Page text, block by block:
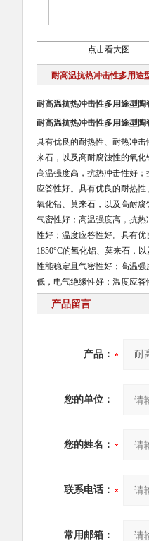
点击看大图
耐高温抗热冲击性多用途
耐高温抗热冲击性多用途型陶
耐高温抗热冲击性多用途型陶
具有优良的耐热性、耐热冲
来石，以及高耐腐蚀性的氧
高温强度高，抗热冲击性好
应答性好。 具有优良的耐热性
氧化铝、莫来石，以及高耐
气密性好；高温强度高，抗
性好；温度应答性好。 具有优
1850°C的氧化铝、莫来石，
性能稳定且气密性好；高温
低，电气绝缘性好；温度应答
产品留言
产品：
您的单位：
您的姓名：
联系电话：
常用邮箱：